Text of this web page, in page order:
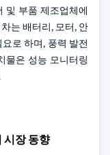
및 부품 제조업체에
는 배터리, 모터, 안
로 하며, 풍력 발전
물은 성능 모니터링
시장 동향